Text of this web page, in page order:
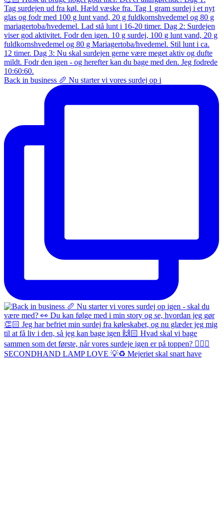
Back in business 🥖 Nu starter vi vores surdej op i
SECONDHAND LAMP LOVE 💡♻️ Mejeriet skal snart have